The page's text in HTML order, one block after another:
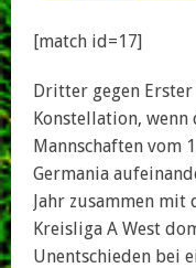
[match id=17]
Dritter gegen
Konstellation, wenn
Mannschaften vom
Germania
Jahr zusammen mit
Kreisliga A West
Unentschieden bei